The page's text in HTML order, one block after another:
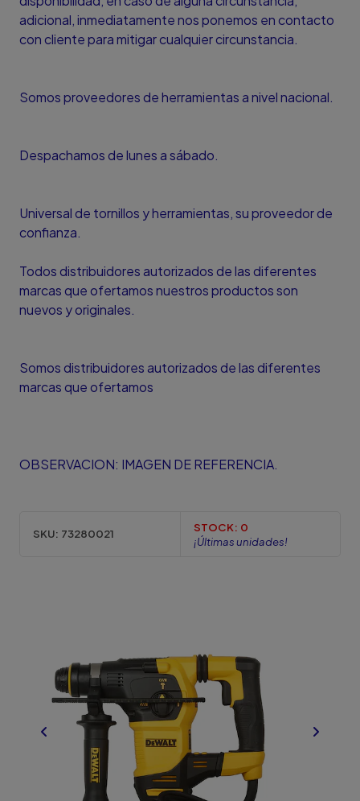
adicional, inmediatamente nos ponemos en contacto
con cliente para mitigar cualquier circunstancia.
Somos proveedores de herramientas a nivel nacional.
Despachamos de lunes a sábado.
Universal de tornillos y herramientas, su proveedor de
confianza.
Todos distribuidores autorizados de las diferentes
marcas que ofertamos nuestros productos son
nuevos y originales.
Somos distribuidores autorizados de las diferentes
marcas que ofertamos
OBSERVACION: IMAGEN DE REFERENCIA.
SKU: 73280021 STOCK: 0
¡Últimas unidades!